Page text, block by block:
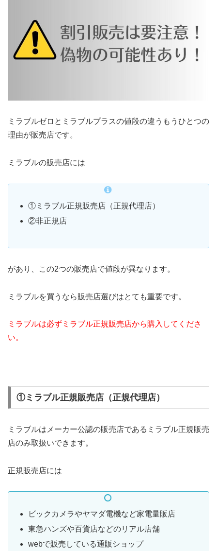
ミラブルゼロとミラブルプラスの値段の違うもうひとつの
理由が販売店です。
ミラブルの販売店には
①ミラブル正規販売店（正規代理店）
②非正規店
があり、この2つの販売店で値段が異なります。
ミラブルを買うなら販売店選びはとても重要です。
ミラブルは必ずミラブル正規販売店から購入してくださ
い。
①ミラブル正規販売店（正規代理店）
ミラブルはメーカー公認の販売店であるミラブル正規販売
店のみ取扱いできます。
正規販売店には
ビックカメラやヤマダ電機など家電量販店
東急ハンズや百貨店などのリアル店舗
webで販売している通販ショップ